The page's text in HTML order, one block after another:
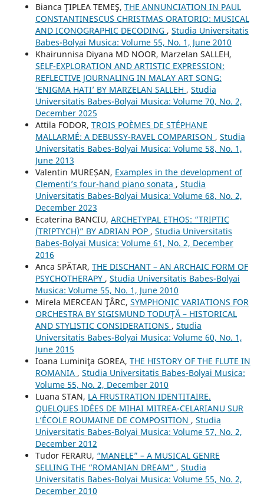
Bianca ŢIPLEA TEMEŞ, THE ANNUNCIATION IN PAUL
CONSTANTINESCU´S CHRISTMAS ORATORIO: MUSICAL
AND ICONOGRAPHIC DECODING , Studia Universitatis
Babes-Bolyai Musica: Volume 55, No. 1, June 2010
Khairunnisa Diyana MD NOOR, Marzelan SALLEH,
SELF-EXPLORATION AND ARTISTIC EXPRESSION:
REFLECTIVE JOURNALING IN MALAY ART SONG:
‘ENIGMA HATI’ BY MARZELAN SALLEH , Studia
Universitatis Babes-Bolyai Musica: Volume 70, No. 2,
December 2025
Attila FODOR, TROIS POÈMES DE STÉPHANE
MALLARMÉ: A DEBUSSY-RAVEL COMPARISON , Studia
Universitatis Babes-Bolyai Musica: Volume 58, No. 1,
June 2013
Valentin MUREȘAN, Examples in the development of
Clementi’s four-hand piano sonata , Studia
Universitatis Babes-Bolyai Musica: Volume 68, No. 2,
December 2023
Ecaterina BANCIU, ARCHETYPAL ETHOS: “TRIPTIC
(TRIPTYCH)” BY ADRIAN POP , Studia Universitatis
Babes-Bolyai Musica: Volume 61, No. 2, December
2016
Anca SPĂTAR, THE DISCHANT – AN ARCHAIC FORM OF
PSYCHOTHERAPY , Studia Universitatis Babes-Bolyai
Musica: Volume 55, No. 1, June 2010
Mirela MERCEAN ŢÂRC, SYMPHONIC VARIATIONS FOR
ORCHESTRA BY SIGISMUND TODUŢĂ – HISTORICAL
AND STYLISTIC CONSIDERATIONS , Studia
Universitatis Babes-Bolyai Musica: Volume 60, No. 1,
June 2015
Ioana Luminiţa GOREA, THE HISTORY OF THE FLUTE IN
ROMANIA , Studia Universitatis Babes-Bolyai Musica:
Volume 55, No. 2, December 2010
Luana STAN, LA FRUSTRATION IDENTITAIRE.
QUELQUES IDÉES DE MIHAI MITREA-CELARIANU SUR
L’ÉCOLE ROUMAINE DE COMPOSITION , Studia
Universitatis Babes-Bolyai Musica: Volume 57, No. 2,
December 2012
Tudor FERARU, “MANELE” – A MUSICAL GENRE
SELLING THE “ROMANIAN DREAM” , Studia
Universitatis Babes-Bolyai Musica: Volume 55, No. 2,
December 2010